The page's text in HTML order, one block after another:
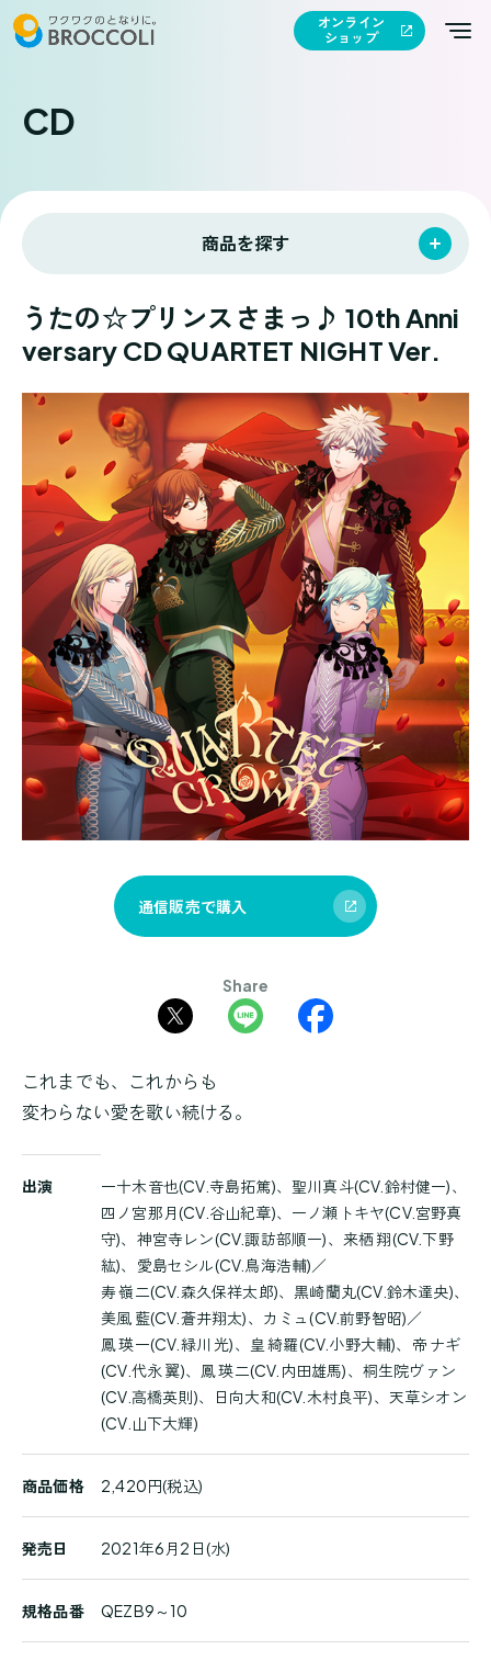
オンライン
ショップ
CD
商品を探す
うたの☆プリンスさまっ♪ 10th Anni
versary CD QUARTET NIGHT Ver.
通信販売で購入
Share
これまでも、これからも
変わらない愛を歌い続ける。
品
出演
一十木音也(CV.寺島拓篤)、聖川真斗(CV.鈴村健一)、
四ノ宮那月(CV.谷山紀章)、一ノ瀬トキヤ(CV.宮野真
守)、神宮寺レン(CV.諏訪部順一)、来栖 翔(CV.下野
紘)、愛島セシル(CV.鳥海浩輔)／
寿 嶺二(CV.森久保祥太郎)、黒崎蘭丸(CV.鈴木達央)、
美風 藍(CV.蒼井翔太)、カミュ(CV.前野智昭)／
鳳 瑛一(CV.緑川 光)、皇 綺羅(CV.小野大輔)、帝 ナギ
(CV.代永 翼)、鳳 瑛二(CV.内田雄馬)、桐生院ヴァン
(CV.高橋英則)、日向大和(CV.木村良平)、天草シオン
(CV.山下大輝)
商品価格 2,420円(税込)
発売日 2021年6月2日(水)
規格品番 QEZB9～10